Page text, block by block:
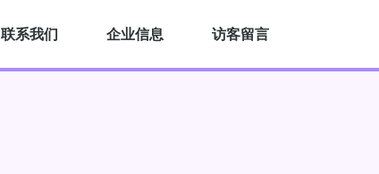
联系我们 企业信息 访客留言